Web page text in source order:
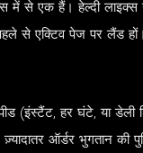
से एक हैं। हेल्दी लाइक्स
से एक्टिव पेज पर लैंड हों।
(इंस्टैंट, हर घंटे, या
ऑर्डर भुगतान